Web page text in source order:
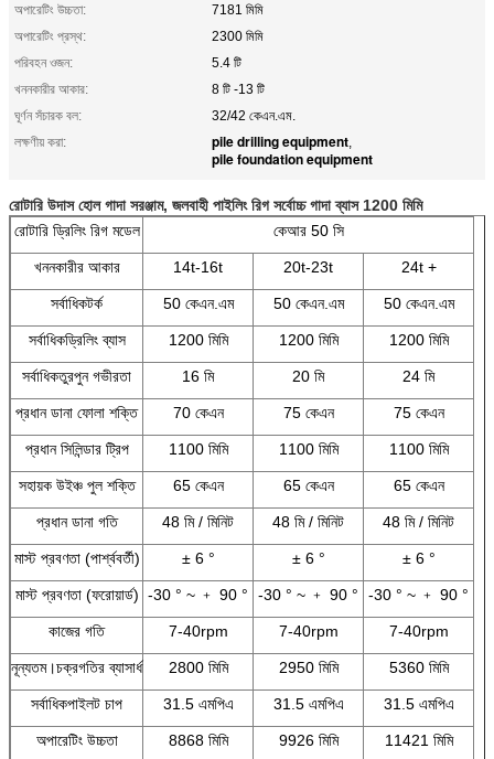
অপারেটিং উচ্চতা:
7181 মিমি
অপারেটিং প্রস্থ:
2300 মিমি
পরিবহন ওজন:
5.4 টি
খননকারীর আকার:
8 টি -13 টি
ঘূর্ণন সঁচারক বল:
32/42 কেএন.এম.
লক্ষণীয় করা:
pile drilling equipment,
pile foundation equipment
রোটারি উদাস হোল গাদা সরঞ্জাম, জলবাহী পাইলিং রিগ সর্বোচ্চ গাদা ব্যাস 1200 মিমি
রোটারি ড্রিলিং রিগ মডেল
কেআর 50 সি
খননকারীর আকার 14t-16t 20t-23t 24t +
সর্বাধিকটর্ক 50 কেএন.এম 50 কেএন.এম 50 কেএন.এম
সর্বাধিকড্রিলিং ব্যাস 1200 মিমি 1200 মিমি 1200 মিমি
সর্বাধিকতুরপুন গভীরতা 16 মি 20 মি 24 মি
প্রধান ডানা ফোলা শক্তি 70 কেএন 75 কেএন 75 কেএন
প্রধান সিলিন্ডার ট্রিপ 1100 মিমি 1100 মিমি 1100 মিমি
সহায়ক উইঞ্চ পুল শক্তি 65 কেএন 65 কেএন 65 কেএন
প্রধান ডানা গতি 48 মি / মিনিট 48 মি / মিনিট 48 মি / মিনিট
মাস্ট প্রবণতা (পার্শ্ববর্তী) ± 6 ° ± 6 ° ± 6 °
মাস্ট প্রবণতা (ফরোয়ার্ড) -30 ° ~ ﹢ 90 ° -30 ° ~ ﹢ 90 ° -30 ° ~ ﹢ 90 °
কাজের গতি 7-40rpm 7-40rpm 7-40rpm
নূন্যতম।চক্রগতির ব্যাসার্ধ 2800 মিমি 2950 মিমি 5360 মিমি
সর্বাধিকপাইলট চাপ 31.5 এমপিএ 31.5 এমপিএ 31.5 এমপিএ
অপারেটিং উচ্চতা 8868 মিমি 9926 মিমি 11421 মিমি